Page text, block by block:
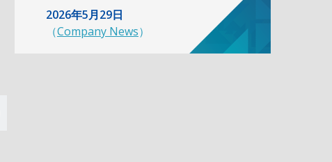
2026年5月29日
（Company News）